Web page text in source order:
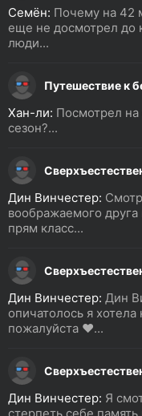
Семён: Почему на 42
еще не досмотрел до
люди...
Путешествие к
Хан-ли: Посмотрел на
сезон?...
Дин Винчестер:
воображаемого
прям класс...
Дин Винчестер: Дин
опичатолось я хотела
пожалуйста ❤️...
Дин Винчестер: Я